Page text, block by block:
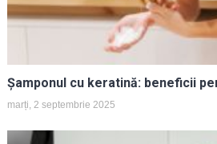
Șamponul cu keratină: beneficii
marți, 2 septembrie 2025